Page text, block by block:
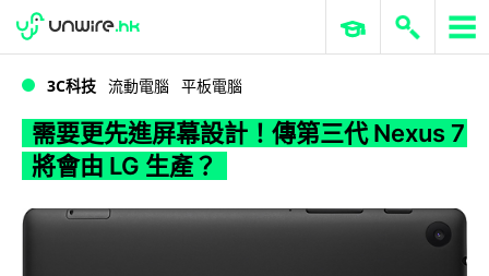
WWDC 2026 ERP 與商業 AI
3C科技 流動電腦 平板電腦
需要更先進屏幕設計！傳第三代 Nexus 7
將會由 LG 生產？